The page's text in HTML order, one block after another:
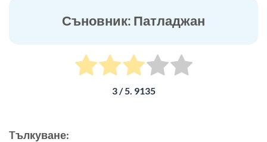
Съновник: Патладжан
3/ 5. 9135
Tълкуване: